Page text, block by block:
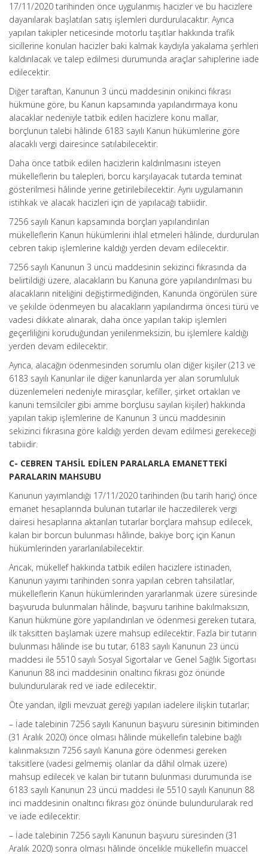
17/11/2020 tarihinden önce uygulanmış hacizler ve bu hacizlere
dayanılarak başlatılan satış işlemleri durdurulacaktır. Ayrıca
yapılan takipler neticesinde motorlu taşıtlar hakkında trafik
sicillerine konulan hacizler baki kalmak kaydıyla yakalama şerhleri
kaldırılacak ve talep edilmesi durumunda araçlar sahiplerine iade
edilecektir.
Diğer taraftan, Kanunun 3 üncü maddesinin onikinci fıkrası
hükmüne göre, bu Kanun kapsamında yapılandırmaya konu
alacaklar nedeniyle tatbik edilen hacizlere konu mallar,
borçlunun talebi hâlinde 6183 sayılı Kanun hükümlerine göre
alacaklı vergi dairesince satılabilecektir.
Daha önce tatbik edilen hacizlerin kaldırılmasını isteyen
mükelleflerin bu talepleri, borcu karşılayacak tutarda teminat
gösterilmesi hâlinde yerine getirilebilecektir. Aynı uygulamanın
istihkak ve alacak hacizleri için de yapılacağı tabiidir.
7256 sayılı Kanun kapsamında borçları yapılandırılan
mükelleflerin Kanun hükümlerini ihlal etmeleri hâlinde, durdurulan
cebren takip işlemlerine kaldığı yerden devam edilecektir.
7256 sayılı Kanunun 3 üncü maddesinin sekizinci fıkrasında da
belirtildiği üzere, alacakların bu Kanuna göre yapılandırılması bu
alacakların niteliğini değiştirmediğinden, Kanunda öngörülen süre
ve şekilde ödenmeyen bu alacakların yapılandırma öncesi türü ve
vadesi dikkate alınarak, daha önce yapılan takip işlemleri
geçerliliğini koruduğundan yenilenmeksizin, bu işlemlere kaldığı
yerden devam edilecektir.
Ayrıca, alacağın ödenmesinden sorumlu olan diğer kişiler (213 ve
6183 sayılı Kanunlar ile diğer kanunlarda yer alan sorumluluk
düzenlemeleri nedeniyle mirasçılar, kefiller, şirket ortakları ve
kanuni temsilciler gibi amme borçlusu sayılan kişiler) hakkında
yapılan takip işlemlerine de Kanunun 3 üncü maddesinin
sekizinci fıkrasına göre kaldığı yerden devam edilmesi gerekeceği
tabiidir.
C- CEBREN TAHSİL EDİLEN PARALARLA EMANETTEKİ
PARALARIN MAHSUBU
Kanunun yayımlandığı 17/11/2020 tarihinden (bu tarih hariç) önce
emanet hesaplarında bulunan tutarlar ile haczedilerek vergi
dairesi hesaplarına aktarılan tutarlar borçlara mahsup edilecek,
kalan bir borcun bulunması hâlinde, bakiye borç için Kanun
hükümlerinden yararlanılabilecektir.
Ancak, mükellef hakkında tatbik edilen hacizlere istinaden,
Kanunun yayımı tarihinden sonra yapılan cebren tahsilatlar,
mükelleflerin Kanun hükümlerinden yararlanmak üzere süresinde
başvuruda bulunmaları hâlinde, başvuru tarihine bakılmaksızın,
Kanun hükmüne göre yapılandırılan ve ödenmesi gereken tutara,
ilk taksitten başlamak üzere mahsup edilecektir. Fazla bir tutarın
bulunması hâlinde ise bu tutar, 6183 sayılı Kanunun 23 üncü
maddesi ile 5510 sayılı Sosyal Sigortalar ve Genel Sağlık Sigortası
Kanunun 88 inci maddesinin onaltıncı fıkrası göz önünde
bulundurularak red ve iade edilecektir.
Öte yandan, ilgili mevzuat gereği yapılan iadelere ilişkin tutarlar;
– İade talebinin 7256 sayılı Kanunun başvuru süresinin bitiminden
(31 Aralık 2020) önce olması hâlinde mükellefin talebine bağlı
kalınmaksızın 7256 sayılı Kanuna göre ödenmesi gereken
taksitlere (vadesi gelmemiş olanlar da dâhil olmak üzere)
mahsup edilecek ve kalan bir tutarın bulunması durumunda ise
6183 sayılı Kanunun 23 üncü maddesi ile 5510 sayılı Kanunun 88
inci maddesinin onaltıncı fıkrası göz önünde bulundurularak red
ve iade edilecektir.
– İade talebinin 7256 sayılı Kanunun başvuru süresinden (31
Aralık 2020) sonra olması hâlinde öncelikle mükellefin muaccel